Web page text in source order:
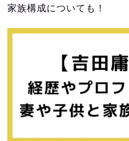
家族構成についても！